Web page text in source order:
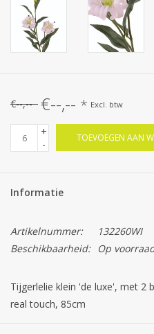
€--,-- €--,-- * Excl. btw
+
-
TOEVOEGEN AAN
Informatie
Artikelnummer:
132260WI
Beschikbaarheid:
Op
Tijgerlelie klein 'de luxe', met 2
real touch, 85cm